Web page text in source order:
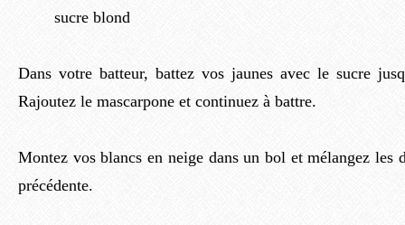
sucre blond
Dans votre batteur, battez vos jaunes avec le sucre
Rajoutez le mascarpone et continuez à battre.
Montez vos blancs en neige dans un bol et mélangez les
précédente.